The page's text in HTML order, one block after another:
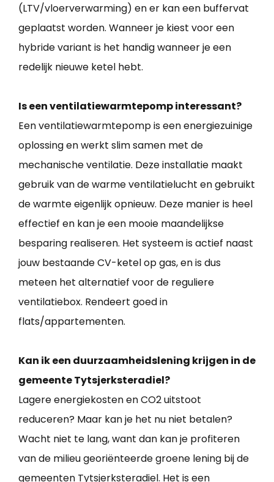
(LTV/vloerverwarming) en er kan een buffervat
geplaatst worden. Wanneer je kiest voor een
hybride variant is het handig wanneer je een
redelijk nieuwe ketel hebt.
Is een ventilatiewarmtepomp interessant?
Een ventilatiewarmtepomp is een energiezuinige
oplossing en werkt slim samen met de
mechanische ventilatie. Deze installatie maakt
gebruik van de warme ventilatielucht en gebruikt
de warmte eigenlijk opnieuw. Deze manier is heel
effectief en kan je een mooie maandelijkse
besparing realiseren. Het systeem is actief naast
jouw bestaande CV-ketel op gas, en is dus
meteen het alternatief voor de reguliere
ventilatiebox. Rendeert goed in
flats/appartementen.
Kan ik een duurzaamheidslening krijgen in de
gemeente Tytsjerksteradiel?
Lagere energiekosten en CO2 uitstoot
reduceren? Maar kan je het nu niet betalen?
Wacht niet te lang, want dan kan je profiteren
van de milieu georiënteerde groene lening bij de
gemeenten Tytsjerksteradiel. Het is een